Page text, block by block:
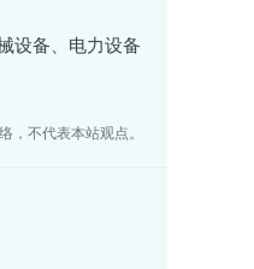
设备、电力设备
，不代表本站观点。